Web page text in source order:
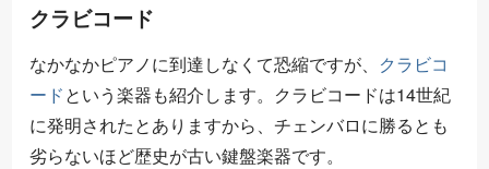
クラビコード
なかなかピアノに到達しなくて恐縮ですが、 クラビコ
ードという楽器も紹介します。クラビコードは14世紀
に発明されたとありますから、チェンバロに勝るとも
劣らないほど歴史が古い鍵盤楽器です。